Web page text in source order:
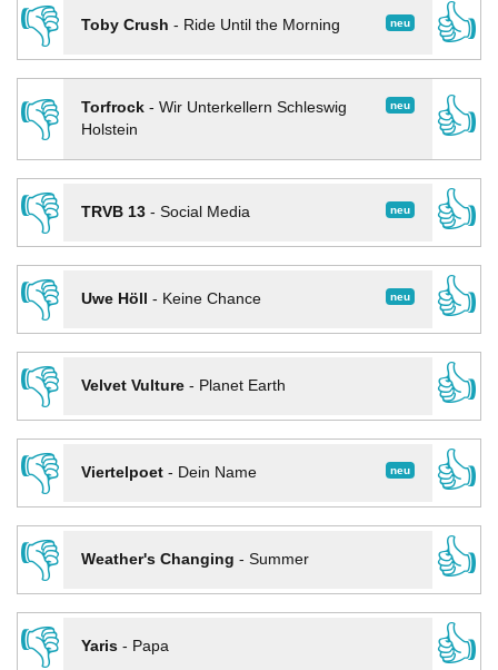
👎
neu
Toby Crush - Ride Until the Morning
👍
👎
neu
Torfrock- Wir Unterkellern Schleswig
Holstein
👍
👎
neu
TRVB 13- Social Media
👍
👎
neu
Uwe Höll - Keine Chance
👍
👎
Velvet Vulture- Planet Earth
👍
👎
neu
Viertelpoet- Dein Name
👍
👎
Weather's Changing - Summer
👍
👎
Yaris- Papa 👍